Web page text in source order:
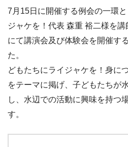
7月15日に開催する例会の一環
ジャケを！代表 森重 裕二様を
にて講演会及び体験会を開催す
た。 本事
どもたちにライジャケを！身に
をテーマに掲げ、子どもたちが
し、水辺での活動に興味を持つ
す。